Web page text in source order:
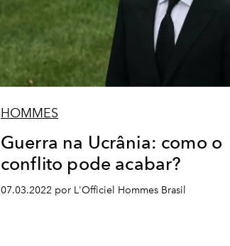
HOMMES
Guerra na Ucrânia: como o
conflito pode acabar?
07.03.2022 por L'Officiel Hommes Brasil